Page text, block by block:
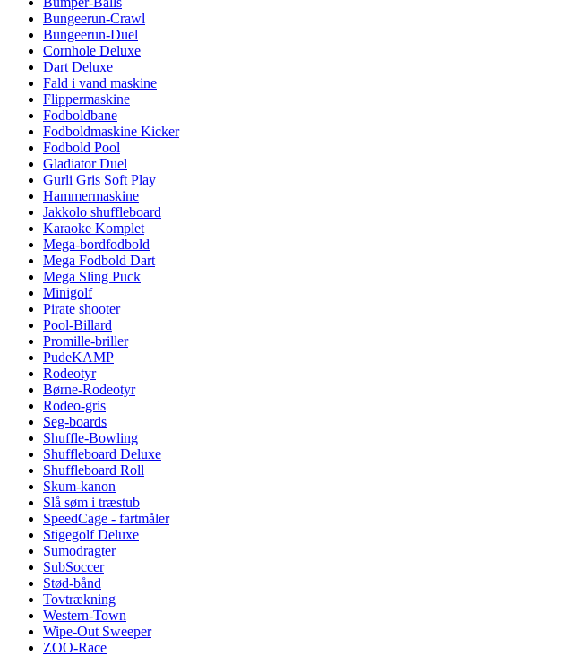
Bungeerun-Crawl
Bungeerun-Duel
Cornhole Deluxe
Dart Deluxe
Fald i vand maskine
Flippermaskine
Fodboldbane
Fodboldmaskine Kicker
Fodbold Pool
Gladiator Duel
Gurli Gris Soft Play
Hammermaskine
Jakkolo shuffleboard
Karaoke Komplet
Mega-bordfodbold
Mega Fodbold Dart
Mega Sling Puck
Minigolf
Pirate shooter
Pool-Billard
Promille-briller
PudeKAMP
Rodeotyr
Børne-Rodeotyr
Rodeo-gris
Seg-boards
Shuffle-Bowling
Shuffleboard Deluxe
Shuffleboard Roll
Skum-kanon
Slå søm i træstub
SpeedCage - fartmåler
Stigegolf Deluxe
Sumodragter
SubSoccer
Stød-bånd
Tovtrækning
Western-Town
Wipe-Out Sweeper
ZOO-Race